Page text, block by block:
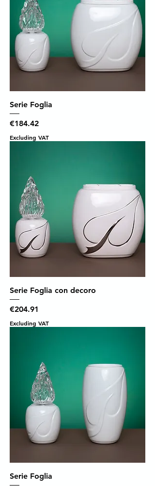
Serie Foglia
Price
€184.42
Excluding VAT
Serie Foglia con decoro
Price
€204.91
Excluding VAT
Serie Foglia